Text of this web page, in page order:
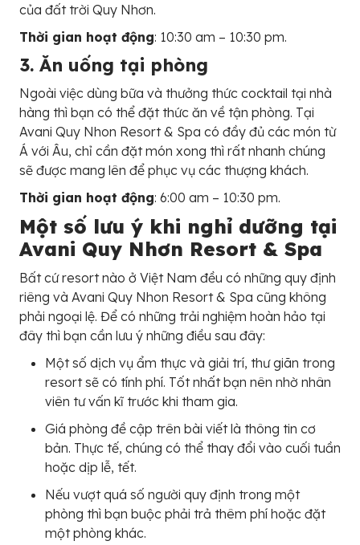
của đất trời Quy Nhơn.
Thời gian hoạt động: 10:30 am – 10:30 pm.
3. Ăn uống tại phòng
Ngoài việc dùng bữa và thưởng thức cocktail tại nhà
hàng thì bạn có thể đặt thức ăn về tận phòng. Tại
Avani Quy Nhon Resort & Spa có đầy đủ các món từ
Á với Âu, chỉ cần đặt món xong thì rất nhanh chúng
sẽ được mang lên để phục vụ các thượng khách.
Thời gian hoạt động: 6:00 am – 10:30 pm.
Một số lưu ý khi nghỉ dưỡng tại
Avani Quy Nhơn Resort & Spa
Bất cứ resort nào ở Việt Nam đều có những quy định
riêng và Avani Quy Nhon Resort & Spa cũng không
phải ngoại lệ. Để có những trải nghiệm hoàn hảo tại
đây thì bạn cần lưu ý những điều sau đây:
Một số dịch vụ ẩm thực và giải trí, thư giãn trong
resort sẽ có tính phí. Tốt nhất bạn nên nhờ nhân
viên tư vấn kĩ trước khi tham gia.
Giá phòng đề cập trên bài viết là thông tin cơ
bản. Thực tế, chúng có thể thay đổi vào cuối tuần
hoặc dịp lễ, tết.
Nếu vượt quá số người quy định trong một
phòng thì bạn buộc phải trả thêm phí hoặc đặt
một phòng khác.